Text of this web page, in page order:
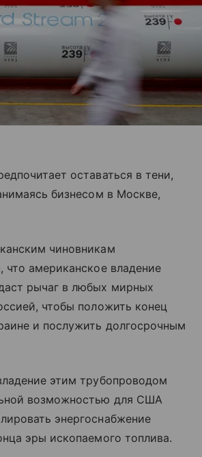
оставаться в тени,
бизнесом в Москве,
чиновникам
что американское владение
рычаг в любых мирных
чтобы положить конец
и послужить долгосрочным
этим трубопроводом
возможностью для США
энергоснабжение
эры ископаемого топлива.